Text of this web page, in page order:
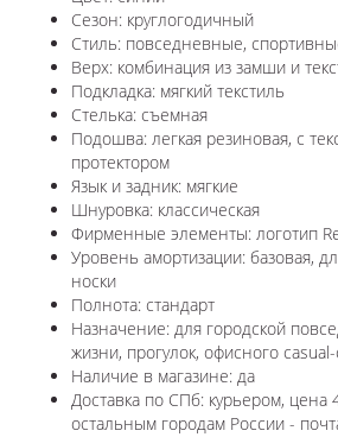
Сезон: круглогодичный
Стиль: повседневные,
Верх: комбинация из замши и
Подкладка: мягкий текстиль
Стелька: съемная
Подошва: легкая резиновая, с
протектором
Язык и задник: мягкие
Шнуровка: классическая
Фирменные элементы: логотип
Уровень амортизации: базовая,
носки
Полнота: стандарт
Назначение: для городской
жизни, прогулок, офисного casual-
Наличие в магазине: да
Доставка по СПб: курьером, цена
остальным городам России -